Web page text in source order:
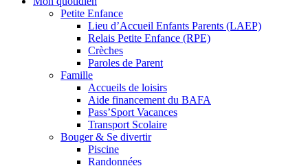
Petite Enfance
Lieu d’Accueil Enfants Parents (LAEP)
Relais Petite Enfance (RPE)
Crèches
Paroles de Parent
Famille
Accueils de loisirs
Aide financement du BAFA
Pass’Sport Vacances
Transport Scolaire
Bouger & Se divertir
Piscine
Randonnées